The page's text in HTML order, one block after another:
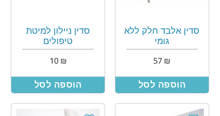
סדין אלבד חלק ללא
גומי
₪
הוספה לסל
סדין ניילון למיטת
טיפולים
₪
10
הוספה לסל